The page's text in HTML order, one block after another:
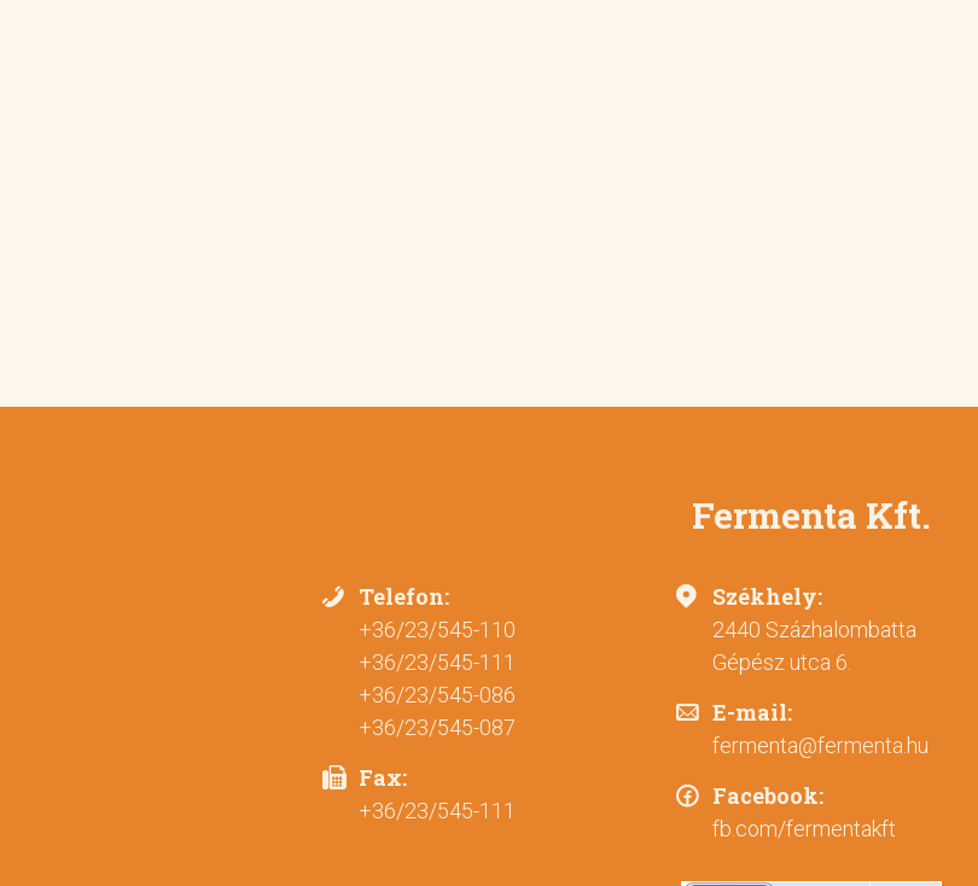
Fermenta Kft.
Telefon:
+36/23/545-110
+36/23/545-111
+36/23/545-086
+36/23/545-087
Fax:
+36/23/545-111
Székhely:
2440 Százhalombatta
Gépész utca 6.
E-mail:
fermenta@fermenta.hu
Facebook:
fb.com/fermentakft